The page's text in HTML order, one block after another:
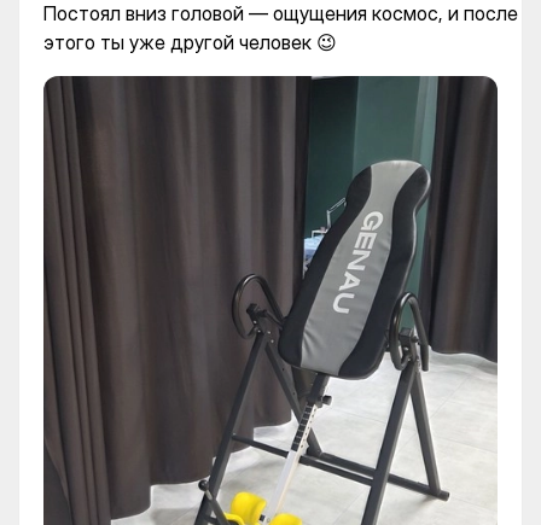
Постоял вниз головой — ощущения космос, и после
этого ты уже другой человек 😉